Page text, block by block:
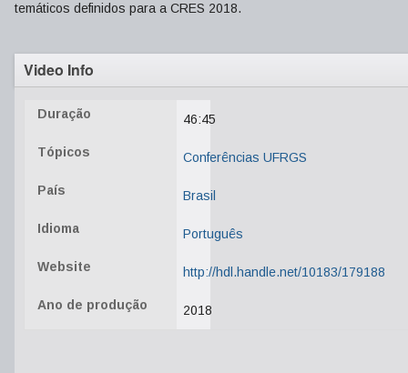
temáticos definidos para a CRES 2018.
Video Info
Duração 46:45
Tópicos Conferências UFRGS
País Brasil
Idioma Português
Website http://hdl.handle.net/10183/179188
Ano de produção 2018